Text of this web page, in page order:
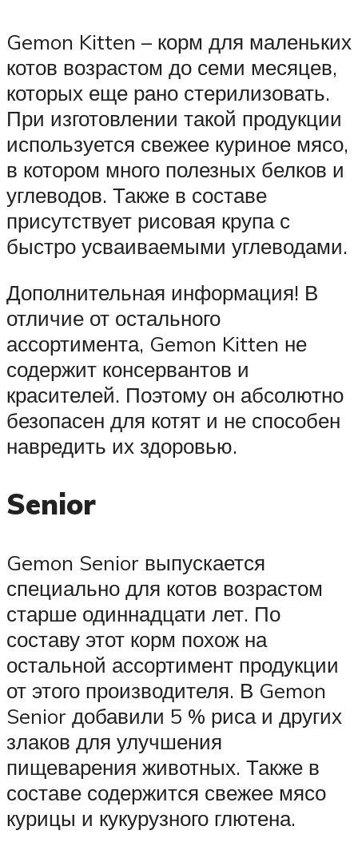
Gemon Kitten – корм для маленьких
котов возрастом до семи месяцев,
которых еще рано стерилизовать.
При изготовлении такой продукции
используется свежее куриное мясо,
в котором много полезных белков и
углеводов. Также в составе
присутствует рисовая крупа с
быстро усваиваемыми углеводами.
Дополнительная информация! В
отличие от остального
ассортимента, Gemon Kitten не
содержит консервантов и
красителей. Поэтому он абсолютно
безопасен для котят и не способен
навредить их здоровью.
Senior
Gemon Senior выпускается
специально для котов возрастом
старше одиннадцати лет. По
составу этот корм похож на
остальной ассортимент продукции
от этого производителя. В Gemon
Senior добавили 5 % риса и других
злаков для улучшения
пищеварения животных. Также в
составе содержится свежее мясо
курицы и кукурузного глютена.